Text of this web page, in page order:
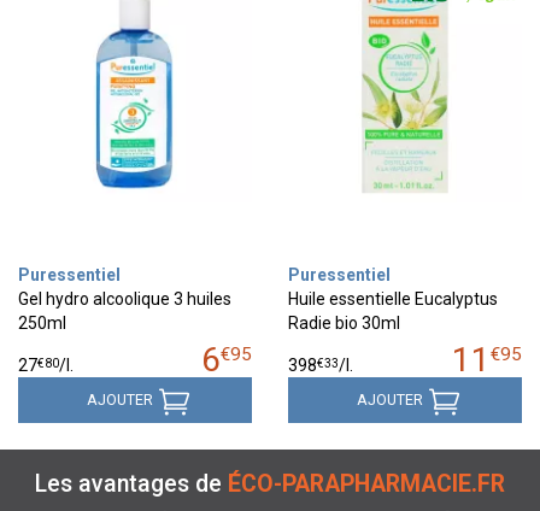
Puressentiel
Gel hydro alcoolique 3 huiles
250ml
6€95
27€80/
AJOUTER
Puressentiel
Huile essentielle Eucalyptus
Radie bio 30ml
11 €95
398€33/
AJOUTER
Les avantages de ÉCO-PARAPHARMACIE.FR